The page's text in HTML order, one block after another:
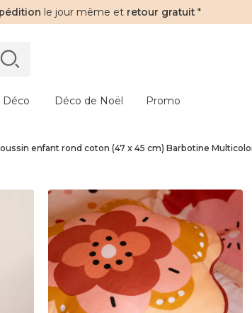
le jour même et retour gratuit *
Déco Déco de Noël Promo
enfant rond coton (47 x 45 cm) Barbotine